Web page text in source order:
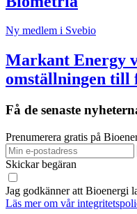
Ny medlem i Svebio
Markant Energy
omställningen till
Få de senaste
Prenumerera gratis på
Skickar begäran
Jag godkänner att Bioenergi
Läs mer om vår